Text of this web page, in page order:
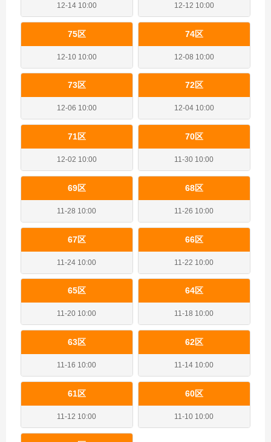
12-14 10:00 12-12 10:00
75区
12-10 10:00
74区
12-08 10:00
73区
12-06 10:00
72区
12-04 10:00
71区
12-02 10:00
70区
11-30 10:00
69区
11-28 10:00
68区
11-26 10:00
67区
11-24 10:00
66区
11-22 10:00
65区
11-20 10:00
64区
11-18 10:00
63区
11-16 10:00
62区
11-14 10:00
61区
11-12 10:00
60区
11-10 10:00